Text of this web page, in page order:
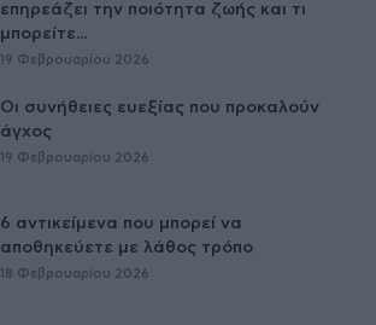
επηρεάζει την ποιότητα ζωής και τι
μπορείτε...
19 Φεβρουαρίου 2026
Οι συνήθειες ευεξίας που προκαλούν
άγχος
19 Φεβρουαρίου 2026
6 αντικείμενα που μπορεί να
αποθηκεύετε με λάθος τρόπο
18 Φεβρουαρίου 2026